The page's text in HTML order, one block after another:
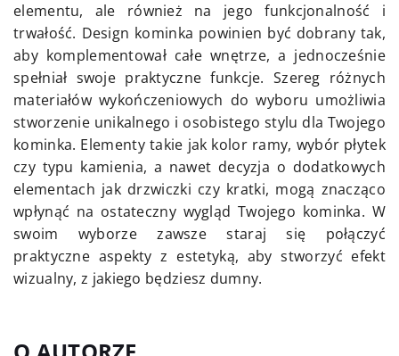
elementu, ale również na jego funkcjonalność i
trwałość. Design kominka powinien być dobrany tak,
aby komplementował całe wnętrze, a jednocześnie
spełniał swoje praktyczne funkcje. Szereg różnych
materiałów wykończeniowych do wyboru umożliwia
stworzenie unikalnego i osobistego stylu dla Twojego
kominka. Elementy takie jak kolor ramy, wybór płytek
czy typu kamienia, a nawet decyzja o dodatkowych
elementach jak drzwiczki czy kratki, mogą znacząco
wpłynąć na ostateczny wygląd Twojego kominka. W
swoim wyborze zawsze staraj się połączyć
praktyczne aspekty z estetyką, aby stworzyć efekt
wizualny, z jakiego będziesz dumny.